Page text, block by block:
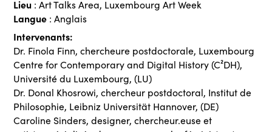
Lieu : Art Talks Area, Luxembourg Art Week
Langue : Anglais
Intervenants:
Dr. Finola Finn, chercheure postdoctorale, Luxembourg
Centre for Contemporary and Digital History (C²DH),
Université du Luxembourg, (LU)
Dr. Donal Khosrowi, chercheur postdoctoral, Institut de
Philosophie, Leibniz Universität Hannover, (DE)
Caroline Sinders, designer, chercheur.euse et